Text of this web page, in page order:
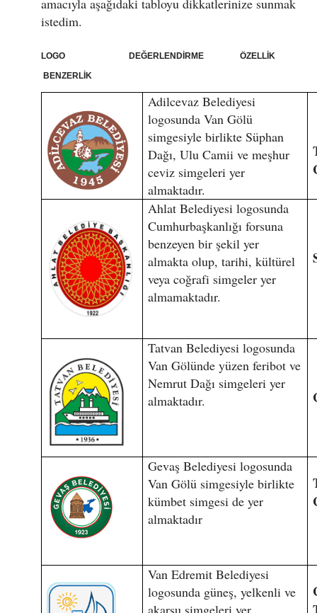
amacıyla aşağıdaki tabloyu dikkatlerinize sunmak
istedim.
LOGO DEĞERLENDİRME ÖZELLİK
BENZERLİK
Adilcevaz Belediyesi
logosunda Van Gölü
simgesiyle birlikte Süphan
Dağı, Ulu Camii ve meşhur
ceviz simgeleri yer
almaktadır.
Ahlat Belediyesi logosunda
Cumhurbaşkanlığı forsuna
benzeyen bir şekil yer
almakta olup, tarihi, kültürel
veya coğrafi simgeler yer
almamaktadır.
Tatvan Belediyesi logosunda
Van Gölünde yüzen feribot ve
Nemrut Dağı simgeleri yer
almaktadır.
Gevaş Belediyesi logosunda
Van Gölü simgesiyle birlikte
kümbet simgesi de yer
almaktadır
Van Edremit Belediyesi
logosunda güneş, yelkenli ve
akarsu simgeleri yer